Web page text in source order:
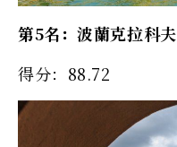
第5名：波蘭克拉科夫
得分：88.72